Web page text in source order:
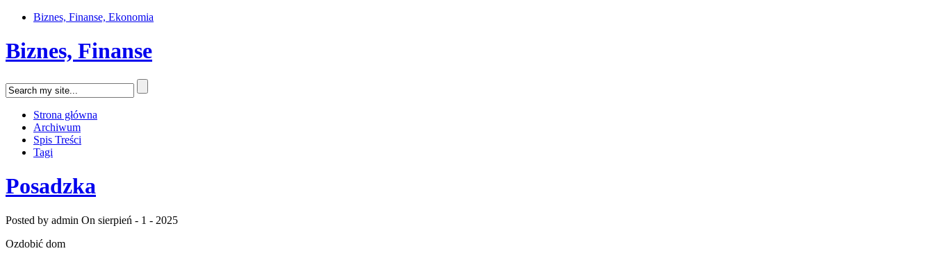
Biznes, Finanse, Ekonomia
Biznes, Finanse
Strona główna
Archiwum
Spis Treści
Tagi
Posadzka
Posted by admin On sierpień - 1 - 2025
Ozdobić dom